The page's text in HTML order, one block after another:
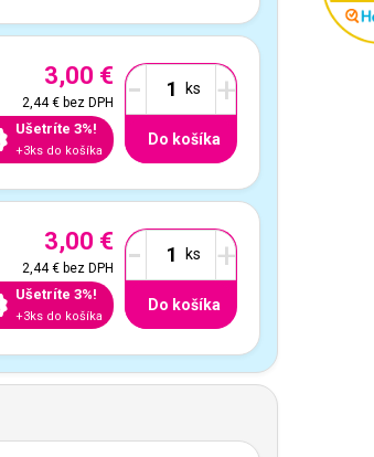
3,00 €
2,44 €bez DPH
Ušetríte 3%!
+3ks do košíka
- +
Do košíka
3,00 €
2,44 €bez DPH
Ušetríte 3%!
+3ks do košíka
- +
Do košíka